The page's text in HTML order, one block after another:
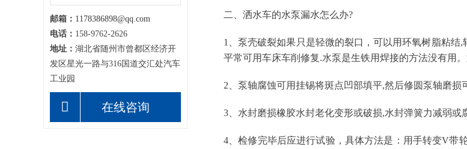
邮箱： 1178386898@qq.com
电话： 158-9762-2626
地址： 湖北省随州市曾都区经济开
发区星光一路与316国道交汇处汽车
工业园
在线咨询
二、洒水车的水泵漏水怎么办?
1、泵壳破裂如果只是轻微的裂口，可以用环氧树脂粘
平常可用车床车削修复.水泵是生铁用焊接的方法没有用
2、泵轴腐蚀可用挂锡将斑点凹部填平,然后修圆泵轴磨损
3、水封磨损橡胶水封老化变形或破损,水封弹簧力减弱或
4、检修完毕后应进行试验，具体方法是：用手转变V带